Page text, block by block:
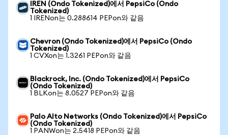
IREN (Ondo Tokenized)에서 PepsiCo (Ondo
Tokenized)
1 IRENon는 0.288614 PEPon와 같음
Chevron (Ondo Tokenized)에서 PepsiCo (Ondo
Tokenized)
1 CVXon는 1.3261 PEPon와 같음
Blackrock, Inc. (Ondo Tokenized)에서 PepsiCo
(Ondo Tokenized)
1 BLKon는 8.0527 PEPon와 같음
Palo Alto Networks (Ondo Tokenized)에서 PepsiCo
(Ondo Tokenized)
1 PANWon는 2.5418 PEPon와 같음